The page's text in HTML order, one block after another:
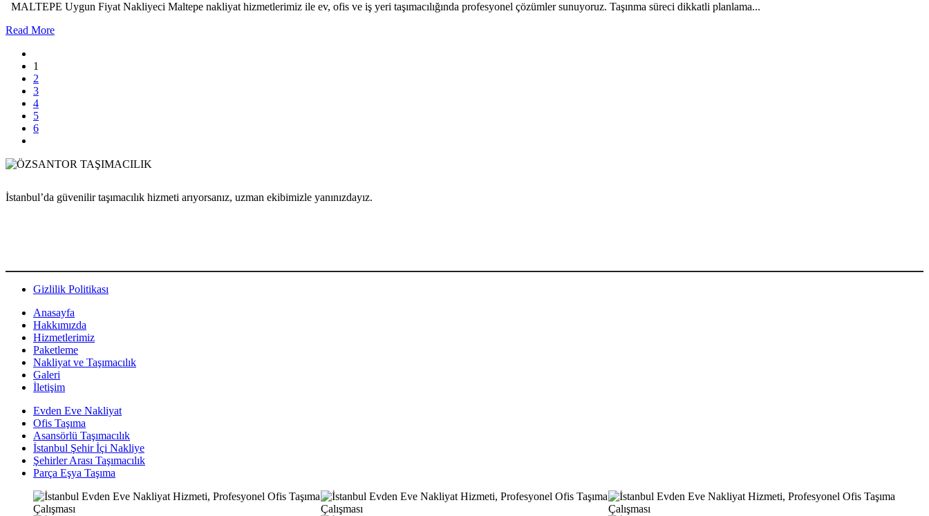
MALTEPE Uygun Fiyat Nakliyeci Maltepe nakliyat hizmetlerimiz ile ev, ofis ve iş yeri taşımacılığında profesyonel çözümler sunuyoruz. Taşınma süreci dikkatli planlama...
Read More
1
2
3
4
5
6
İstanbul’da güvenilir taşımacılık hizmeti arıyorsanız, uzman ekibimizle yanınızdayız.
Gizlilik Politikası
Anasayfa
Hakkımızda
Hizmetlerimiz
Paketleme
Nakliyat ve Taşımacılık
Galeri
İletişim
Evden Eve Nakliyat
Ofis Taşıma
Asansörlü Taşımacılık
İstanbul Şehir İçi Nakliye
Şehirler Arası Taşımacılık
Parça Eşya Taşıma